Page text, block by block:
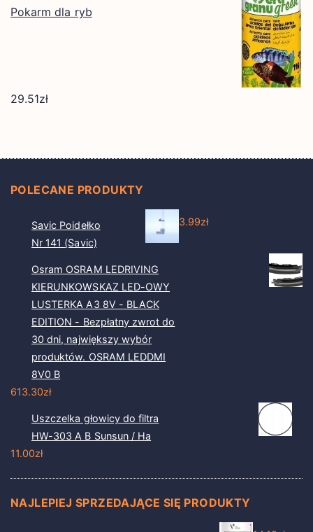
Pokarm dla ryb
29.51zł
POLECANE PRODUKTY
Savic Poidełko
Nr 141 (Savic)
3.99zł
Osram OSRAM LEDRIVING
KIERUNKOWSKAZ LED-OWY
LUSTERKA A3 8V - BLACK
EDITION - Bezpłatny zwrot do
30 dni, największy wybór
produktów. OSRAM LEDDMI
8V0 B
613.30zł
Uszczelka głowicy do filtra
HW-303 A B Sunsun / Ha
11.00zł
NAJLEPIEJ SPRZEDAJĄCE SIĘ PRODUKTY